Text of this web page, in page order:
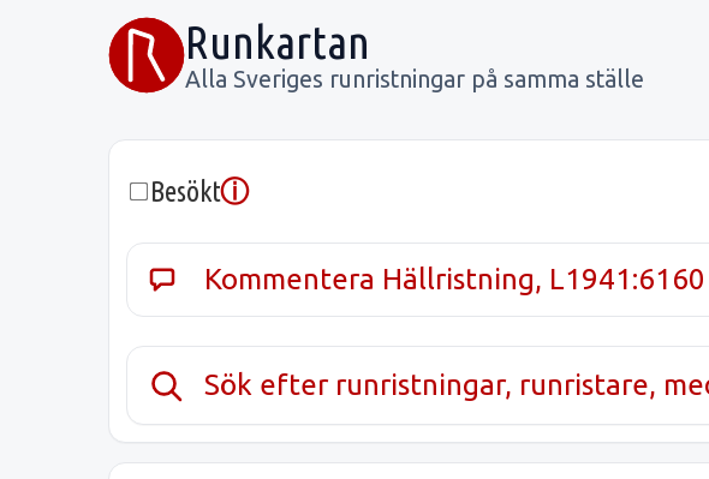
Runkartan
Alla Sveriges runristningar på samma ställe
Besöktⓘ
Kommentera Hällristning, L1941:6160
Sök efter runristningar, runristare,